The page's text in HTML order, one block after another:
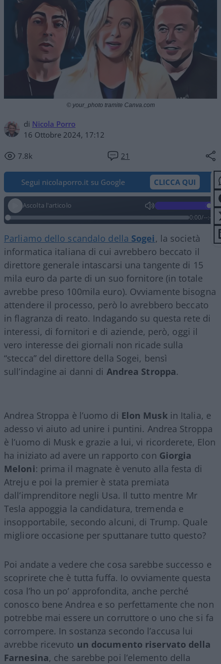
di Nicola Porro
16 Ottobre 2024, 17:12
7.8k 21
© your_photo tramite Canva.com
Segui nicolaporro.it su Google CLICCA QUI
Ascolta l'articolo
0:00/--:--
Parliamo dello scandalo della Sogei, la società
informatica italiana di cui avrebbero beccato il
direttore generale intascarsi una tangente di 15
mila euro da parte di un suo fornitore (in totale
avrebbe preso 100mila euro). Ovviamente bisogna
attendere il processo, però lo avrebbero beccato
in flagranza di reato. Indagando su questa rete di
interessi, di fornitori e di aziende, però, oggi il
vero interesse dei giornali non ricade sulla
“stecca” del direttore della Sogei, bensì
sull’indagine ai danni di Andrea Stroppa.
Andrea Stroppa è l’uomo di Elon Muskin Italia, e
adesso vi aiuto ad unire i puntini. Andrea Stroppa
è l’uomo di Musk e grazie a lui, vi ricorderete, Elon
ha iniziato ad avere un rapporto con Giorgia
Meloni: prima il magnate è venuto alla festa di
Atreju e poi la premier è stata premiata
dall’imprenditore negli Usa. Il tutto mentre Mr
Tesla appoggia la candidatura, tremenda e
insopportabile, secondo alcuni, di Trump. Quale
migliore occasione per sputtanare tutto questo?
Poi andate a vedere che cosa sarebbe successo e
scoprirete che è tutta fuffa. Io ovviamente questa
cosa l’ho un po’ approfondita, anche perché
conosco bene Andrea e so perfettamente che non
potrebbe mai essere un corruttore o uno che si fa
corrompere. In sostanza secondo l’accusa lui
avrebbe ricevuto un documento riservato della
Farnesina, che sarebbe poi l’elemento della